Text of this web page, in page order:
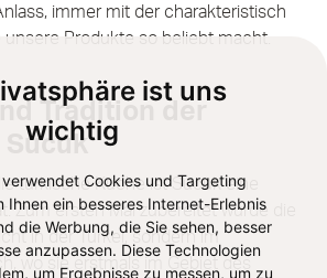
ist uns
wichtig
verwendet Cookies und Targeting
Ihnen ein besseres Internet-Erlebnis
die Werbung, die Sie sehen, besser
anzupassen. Diese Technologien
um Ergebnisse zu messen, um zu
immer mit der charakteristisch
unsere Produkte so beliebt macht.
Tradition der
Sucuk
türkische Küche ist Sucuk eine
Zum ersten Mal zubereitet wurde die
in der Türkei, sondern im
wo sie erstmals im Gebiet des